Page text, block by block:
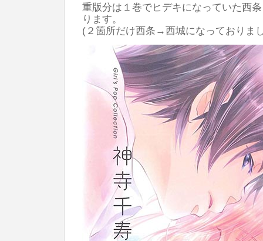
重版分は１巻でヒデキになっていた西
ります。
(２箇所だけ西条→西城になっておりま